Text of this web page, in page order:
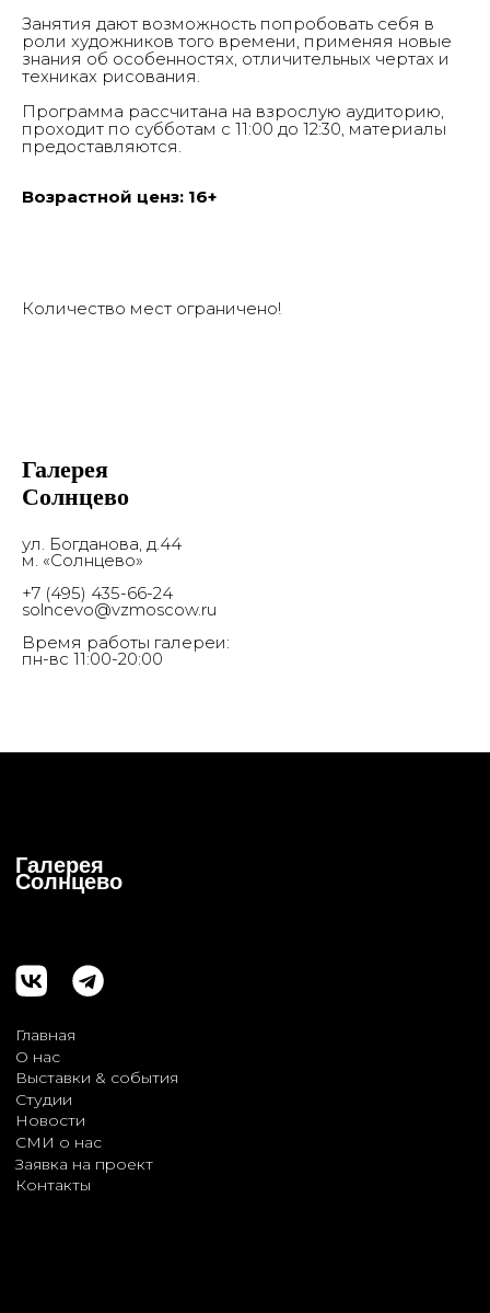
Занятия дают возможность попробовать себя в
роли художников того времени, применяя новые
знания об особенностях, отличительных чертах и
техниках рисования.
Программа рассчитана на взрослую аудиторию,
проходит по субботам с 11:00 до 12:30, материалы
предоставляются.
Возрастной ценз: 16+
Количество мест ограничено!
Галерея
Солнцево
ул. Богданова, д.44
м. «Солнцево»
+7 (495) 435-66-24
solncevo@vzmoscow.ru
Время работы галереи:
пн-вс 11:00-20:00
Солнцево
Главная
О нас
Новости
СМИ о нас